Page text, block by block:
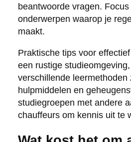
beantwoorde vragen.
onderwerpen waarop je
maakt.
Praktische tips voor
een rustige
verschillende leermethoden
hulpmiddelen en
studiegroepen met andere
chauffeurs om kennis uit te